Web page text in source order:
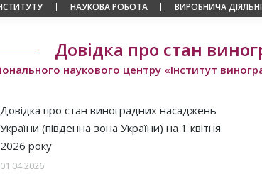
НАУКОВА РОБОТА ВИРОБНИЧА
Довідка про стан
наукового центру «Інститут
Довідка про стан виноградних насаджень
України (південна зона України) на 1 квітня
2026 року
01.04.2026